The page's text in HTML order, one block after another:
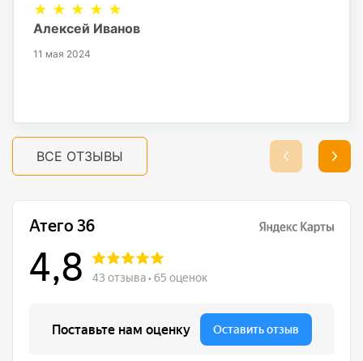
★ ★ ★ ★ ★
Алексей Иванов
11 мая 2024
ВСЕ ОТЗЫВЫ